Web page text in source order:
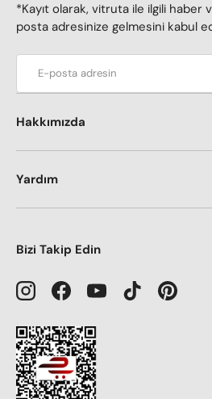
*Kayıt olarak, vitruta ile ilgili haber
posta adresinize gelmesini kabul
Hakkımızda
Yardım
Bizi Takip Edin
InstagramFacebookYouTubeTikTokPinterest